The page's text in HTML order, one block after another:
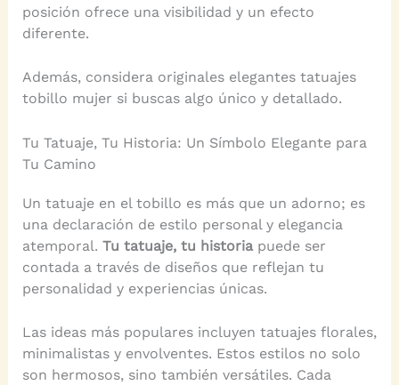
posición ofrece una visibilidad y un efecto
diferente.
Además, considera originales elegantes tatuajes
tobillo mujer si buscas algo único y detallado.
Tu Tatuaje, Tu Historia: Un Símbolo Elegante para
Tu Camino
Un tatuaje en el tobillo es más que un adorno; es
una declaración de estilo personal y elegancia
atemporal. Tu tatuaje, tu historiapuede ser
contada a través de diseños que reflejan tu
personalidad y experiencias únicas.
Las ideas más populares incluyen tatuajes florales,
minimalistas y envolventes. Estos estilos no solo
son hermosos, sino también versátiles. Cada